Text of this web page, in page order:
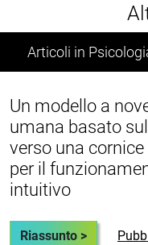
Articoli in
Un modello a
umana basato
verso una
per il
intuitivo
Riassunto >